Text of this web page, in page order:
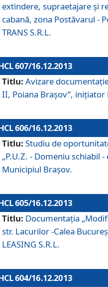
extindere, supraetajare şi
cabană, zona Postăvarul -
TRANS S.R.L.
607/16.12.2013
Titlu: Avizare
II, Poiana Braşov”,
606/16.12.2013
Titlu: Studiu de
„P.U.Z. - Domeniu schiabil
Municipiul Braşov.
605/16.12.2013
Titlu: Documentaţia
str. Lacurilor -Calea
LEASING S.R.L.
604/16.12.2013